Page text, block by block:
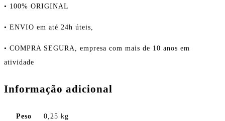
• 100% ORIGINAL
• ENVIO em até 24h úteis,
• COMPRA SEGURA, empresa com mais de 10 anos em
atividade
Informação adicional
Peso 0,25 kg